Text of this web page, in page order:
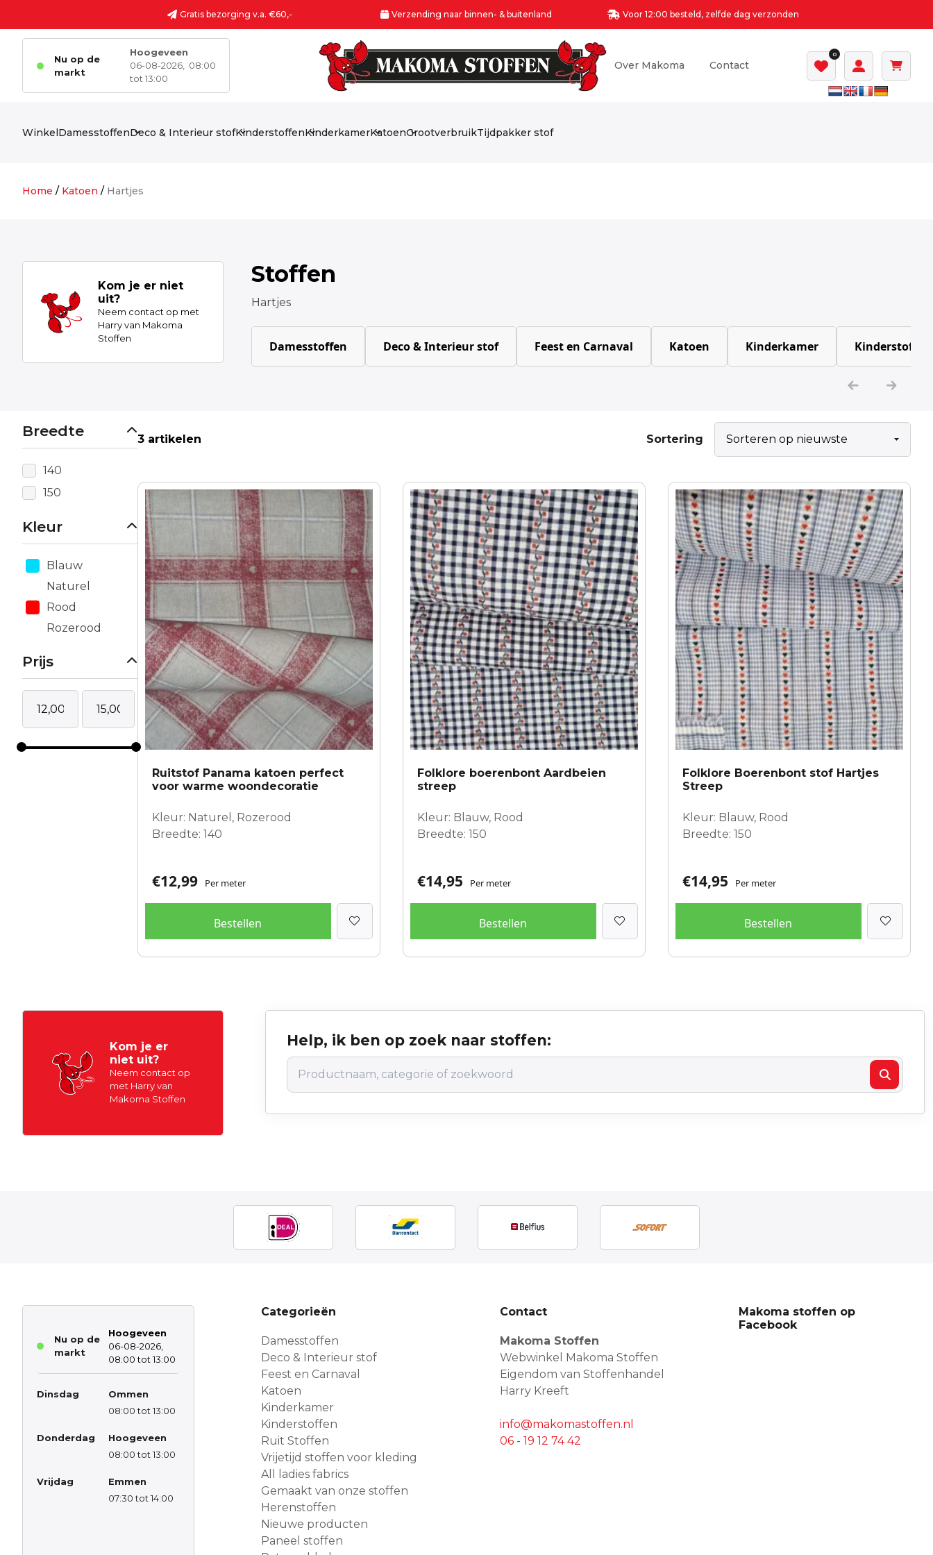
Gratis bezorging v.a. €60,- Verzending naar binnen- & buitenland Voor 12:00 besteld, zelfde dag verzonden
Nu op de
markt
Hoogeveen
06-08-2026,
08:00
tot 13:00
Over Makoma Contact
0
WinkelDamesstoffenDeco & Interieur stofKinderstoffenKinderkamerKatoenGrootverbruikTijdpakker stof
Home / Katoen / Hartjes
Kom je er niet
uit?
Neem contact op met
Harry van Makoma
Stoffen
Stoffen
Hartjes
Damesstoffen Deco & Interieur stof Feest en Carnaval Katoen Kinderkamer Kinderstoffen
Breedte
140
150
Kleur
Blauw
Naturel
Rood
Rozerood
Prijs
3 artikelen Sortering
Ruitstof Panama katoen perfect
voor warme woondecoratie
Kleur: Naturel, Rozerood
Breedte: 140
€12,99 Per meter
Bestellen
Folklore boerenbont Aardbeien
streep
Kleur: Blauw, Rood
Breedte: 150
€14,95 Per meter
Bestellen
Folklore Boerenbont stof Hartjes
Streep
Kleur: Blauw, Rood
Breedte: 150
€14,95 Per meter
Bestellen
Kom je er
niet uit?
Neem contact op
met Harry van
Makoma Stoffen
Help, ik ben op zoek naar stoffen:
Nu op de
markt
Hoogeveen
06-08-2026,
08:00 tot 13:00
Dinsdag
Ommen
08:00 tot 13:00
Donderdag
Hoogeveen
08:00 tot 13:00
Vrijdag
Emmen
07:30 tot 14:00
Categorieën
Damesstoffen
Deco & Interieur stof
Feest en Carnaval
Katoen
Kinderkamer
Kinderstoffen
Ruit Stoffen
Vrijetijd stoffen voor kleding
All ladies fabrics
Gemaakt van onze stoffen
Herenstoffen
Nieuwe producten
Paneel stoffen
Contact
Makoma Stoffen
Webwinkel Makoma Stoffen
Eigendom van Stoffenhandel
Harry Kreeft
info@makomastoffen.nl
06 - 19 12 74 42
Makoma stoffen op
Facebook